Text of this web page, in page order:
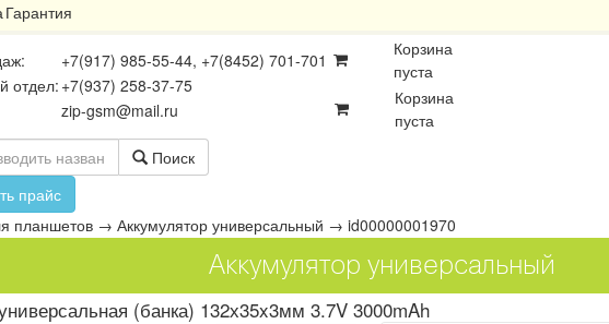
Гарантия
+7(917) 985-55-44, +7(8452) 701-701
отдел:+7(937) 258-37-75
zip-gsm@mail.ru
Корзина
пуста
Корзина
пуста
Поиск
прайс
планшетов → Аккумулятор универсальный → id00000001970
Аккумулятор универсальный
(банка) 132х35x3мм 3.7V 3000mAh